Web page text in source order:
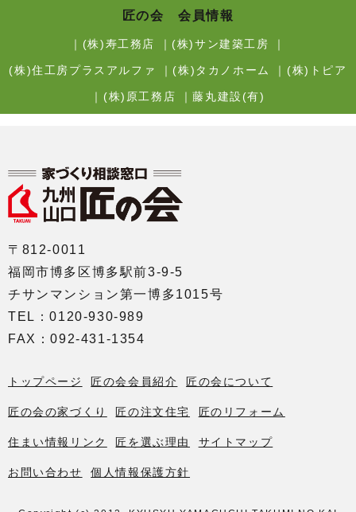
匠の会 会員情報
｜ (株)寿工務店 ｜ (株)サン建築工房 ｜
(株)住工房プラスアルファ ｜ (株)タカノホーム ｜ (株)トピア
｜ (株)原工務店 ｜藤丸建設(有)
〒812-0011
福岡市博多区博多駅前3-9-5
チサンマンション第一博多1015号
TEL：0120-930-989
FAX：092-431-1354
トップページ 匠の会会員紹介 匠の会について
匠の会の家づくり 匠の注文住宅 匠のリフォーム
住まい情報リンク 匠を選ぶ理由 サイトマップ
お問い合わせ 個人情報保護方針